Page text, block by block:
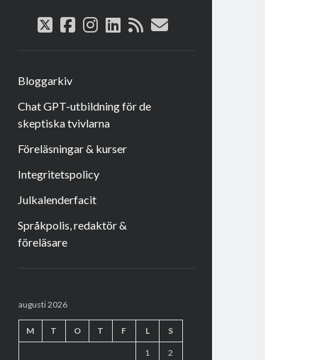
twitter
facebook
instagram
linkedin
rsse-
Bloggarkiv
Chat GPT-utbildning för de
skeptiska tvivlarna
Föreläsningar & kurser
Integritetspolicy
Julkalenderfacit
Språkpolis, redaktör &
föreläsare
augusti 2026
M T O T F L S
1 2